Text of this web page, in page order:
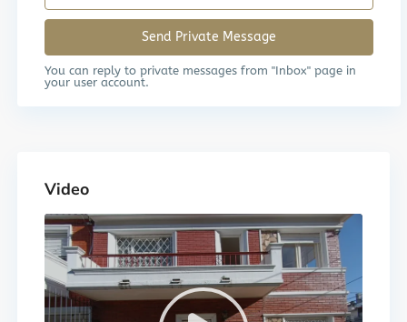
You can reply to private messages from "Inbox" page in
your user account.
Video